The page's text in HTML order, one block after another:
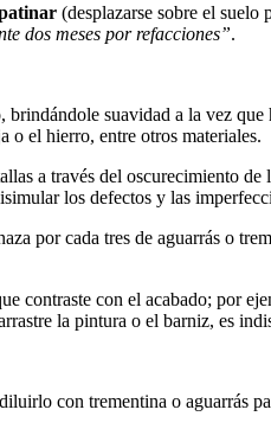
(desplazarse sobre el suelo
dos meses por refacciones”.
suavidad a la vez
o el hierro, entre otros materiales.
a través del oscurecimiento de
los defectos y las
por cada tres de aguarrás o
contraste con el acabado; por
la pintura o el barniz, es
con trementina o aguarrás